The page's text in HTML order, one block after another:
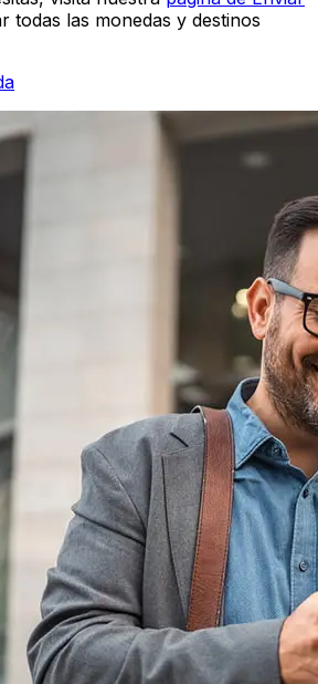
todas las monedas y destinos